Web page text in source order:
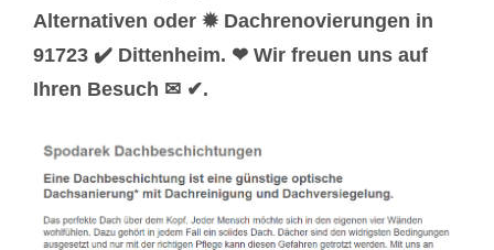
Alternativen oder ✹ Dachrenovierungen in
91723 ✔️ Dittenheim. ❤ Wir freuen uns auf
Ihren Besuch ✉ ✔.